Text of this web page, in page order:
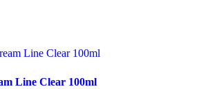
Line Clear 100ml